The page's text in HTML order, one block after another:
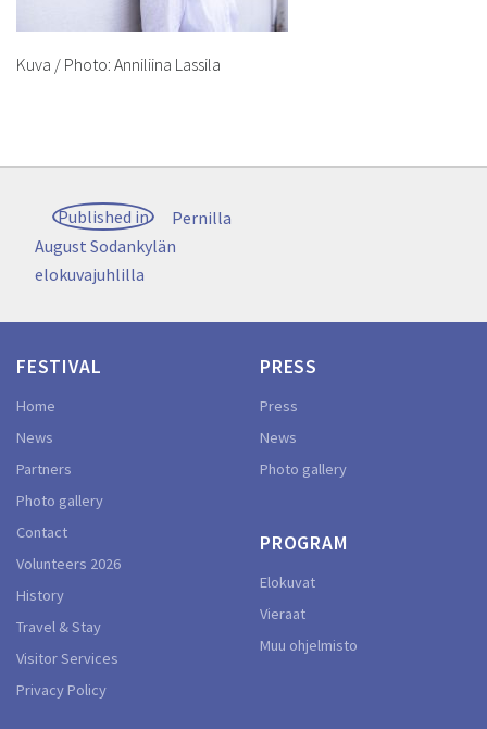
Kuva / Photo: Anniliina Lassila
Post
navigation
Published in
Pernilla
August Sodankylän
elokuvajuhlilla
FESTIVAL
Home
News
Partners
Photo gallery
Contact
Volunteers 2026
History
Travel & Stay
Visitor Services
Privacy Policy
PRESS
Press
News
Photo gallery
PROGRAM
Elokuvat
Vieraat
Muu ohjelmisto